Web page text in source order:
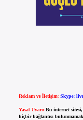
Reklam ve İletişim: Skype:
Yasal Uyarı: Bu internet
hiçbir bağlantısı